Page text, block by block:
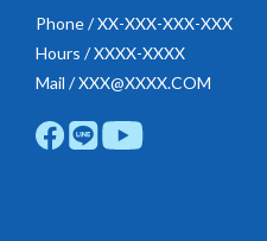
Phone / XX-XXX-XXX-XXX
Hours / XXXX-XXXX
Mail / XXX@XXXX.COM